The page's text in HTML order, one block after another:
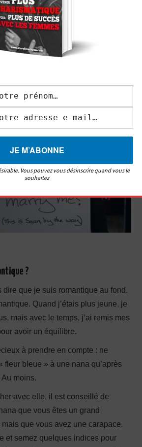
;
« faible » ;
pour un gars con ou « exploité » ;
Croyez-moi ! La vie n’est pas
romantique !!!
?
dire que je suis romantique au fond.
Quand j’étais plus jeune, je
mais avec le temps, j’ai remis mes
avoir un équilibre.
à prendre en compte : ne
fleur bleue » à une nana qu’après
moins.
avec elle, il est conseillé de
que vous êtes un grand
que vous avez une carapace.
et semez quelques indices pour
Vous pouvez vous désinscrire quand vous le
souhaitez